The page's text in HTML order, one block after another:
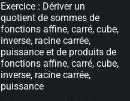
Exercice : Dériver un
quotient de sommes de
fonctions affine, carré, cube,
inverse, racine carrée,
puissance et de produits de
fonctions affine, carré, cube,
inverse, racine carrée,
puissance